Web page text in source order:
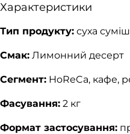
Характеристики
Тип продукту: суха
Смак: Лимонний десерт
Сегмент: HoReCa, кафе,
Фасування: 2 кг
Формат застосування: